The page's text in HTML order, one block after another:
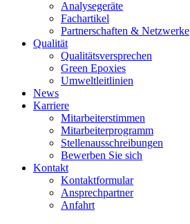
Analysegeräte
Fachartikel
Partnerschaften & Netzwerke
Qualität
Qualitätsversprechen
Green Epoxies
Umweltleitlinien
News
Karriere
Mitarbeiterstimmen
Mitarbeiterprogramm
Stellenausschreibungen
Bewerben Sie sich
Kontakt
Kontaktformular
Ansprechpartner
Anfahrt